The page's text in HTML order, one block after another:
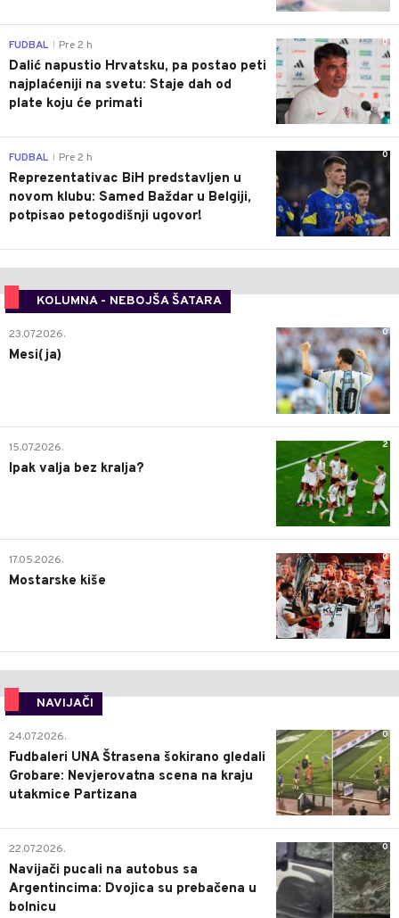
0
FUDBAL Pre 2 h
Dalić napustio Hrvatsku, pa postao peti
najplaćeniji na svetu: Staje dah od
plate koju će primati
0
FUDBAL Pre 2 h
Reprezentativac BiH predstavljen u
novom klubu: Samed Baždar u Belgiji,
potpisao petogodišnji ugovor!
KOLUMNA - NEBOJŠA ŠATARA
0
23.07.2026.
Mesi(ja)
2
15.07.2026.
Ipak valja bez kralja?
0
17.05.2026.
Mostarske kiše
NAVIJAČI
0
24.07.2026.
Fudbaleri UNA Štrasena šokirano gledali
Grobare: Nevjerovatna scena na kraju
utakmice Partizana
0
22.07.2026.
Navijači pucali na autobus sa
Argentincima: Dvojica su prebačena u
bolnicu